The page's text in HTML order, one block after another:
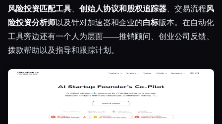
风险投资匹配工具
创始人协议和股权追踪器 、交易流程风
险投资分析师以及针对加速器和企业的白标版本。在自动化
工具旁边还有一个人为层面——推销顾问、创业公司反馈、
拨款帮助以及指导和跟踪计划。